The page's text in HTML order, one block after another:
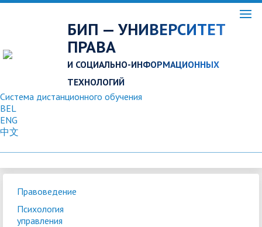
БИП — УНИВЕРСИТЕТ
ПРАВА
И СОЦИАЛЬНО-ИНФОРМАЦИОННЫХ
ТЕХНОЛОГИЙ
Система дистанционного обучения
BEL
ENG
中文
Правоведение
Психология
управления